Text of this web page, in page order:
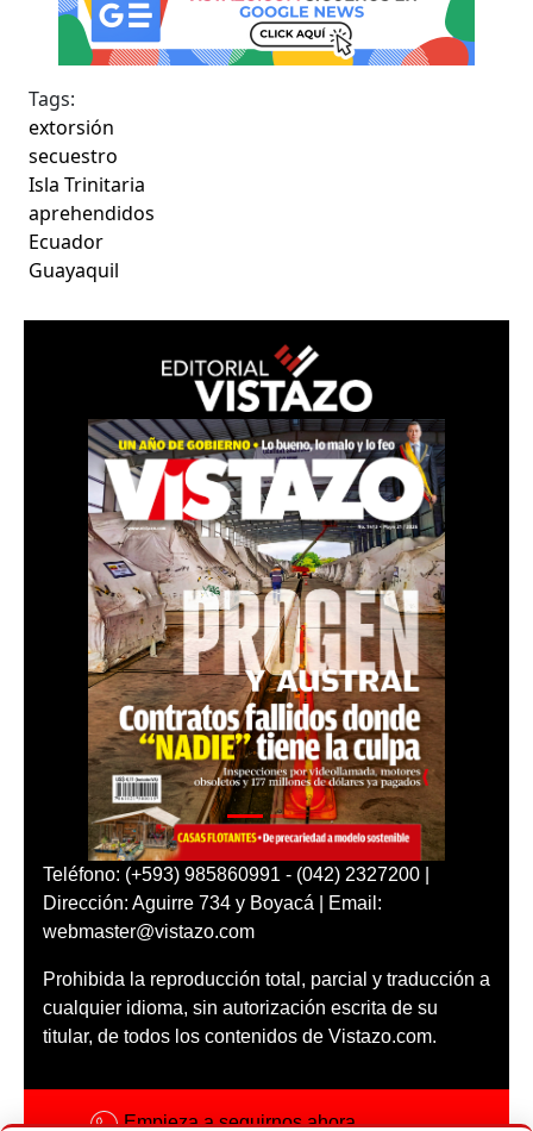
Tags:
extorsión
secuestro
Isla Trinitaria
aprehendidos
Ecuador
Guayaquil
Teléfono: (+593) 985860991 - (042) 2327200 |
Dirección: Aguirre 734 y Boyacá | Email:
webmaster@vistazo.com
Prohibida la reproducción total, parcial y traducción a
cualquier idioma, sin autorización escrita de su
titular, de todos los contenidos de Vistazo.com.
Empieza a seguirnos ahora